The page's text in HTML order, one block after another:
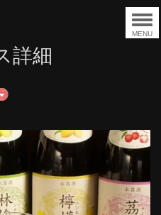
MENU
詳細